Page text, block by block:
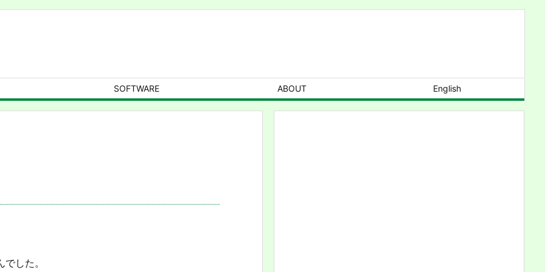
SOFTWARE ABOUT English
した。